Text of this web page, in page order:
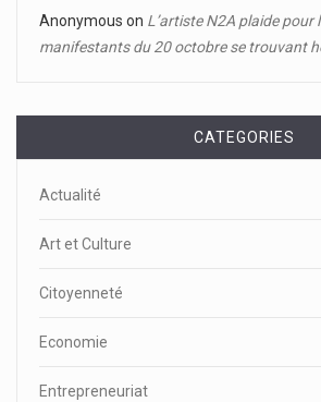
Anonymous on L’artiste N2A plaide pour
manifestants du 20 octobre se trouvant
CATEGORIES
Actualité
Art et Culture
Citoyenneté
Economie
Entrepreneuriat